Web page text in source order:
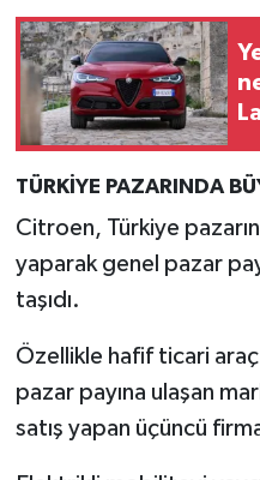
TÜRKİYE PAZARINDA
Citroen, Türkiye
yaparak genel pazar
taşıdı.
Özellikle hafif ticari
pazar payına ulaşan
satış yapan üçüncü